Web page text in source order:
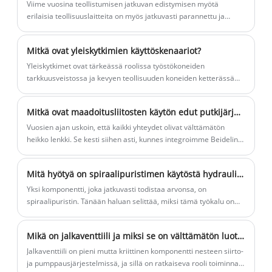
pääasiassa sarjan letkunkiristimiä ja
letkuliittimiä ja niin on. Olet tervetullut
tulemaan tehtaallemme ostamaan
viimeisimmän myydyn, alhaisen hinnan
ja korkealaatuisen Kestävän ja raskaan
käytön puristin.
Viime vuosina teollistumisen jatkuvan edistymisen myötä
erilaisia ​​teollisuuslaitteita on myös jatkuvasti parannettu ja
laitteesta.
Mitkä ovat yleiskytkimien käyttöskenaariot?
Yleiskytkimet ovat tärkeässä roolissa työstökoneiden
tarkkuusveistossa ja kevyen teollisuuden koneiden ketterässä
joissa vaaditaan suurta tarkkuutta.
Mitkä ovat maadoitusliitosten käytön edut putkijärjestelmissä?
Vuosien ajan uskoin, että kaikki yhteydet olivat välttämätön
heikko lenkki. Se kesti siihen asti, kunnes integroimme Beidelin
Mitä hyötyä on spiraalipuristimen käytöstä hydraulijärjestelmissä?
Yksi komponentti, joka jatkuvasti todistaa arvonsa, on
spiraalipuristin. Tänään haluan selittää, miksi tämä työkalu on
tärkeimpiin etuihin.
Mikä on jalkaventtiili ja miksi se on välttämätön luotettaville nesteenhallintajärjestelmille
Jalkaventtiili on pieni mutta kriittinen komponentti nesteen siirto-
ja pumppausjärjestelmissä, ja sillä on ratkaiseva rooli toiminnan